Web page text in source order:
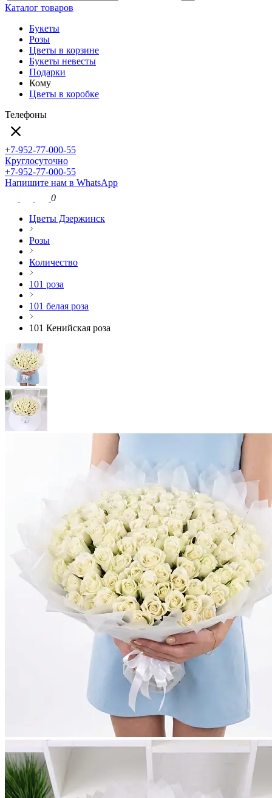
Каталог товаров
Букеты
Розы
Цветы в корзине
Букеты невесты
Подарки
Кому
Цветы в коробке
Телефоны
+7-952-77-000-55
Круглосуточно
+7-952-77-000-55
Напишите нам в WhatsApp
0
Цветы Дзержинск
Розы
Количество
101 роза
101 белая роза
101 Кенийская роза